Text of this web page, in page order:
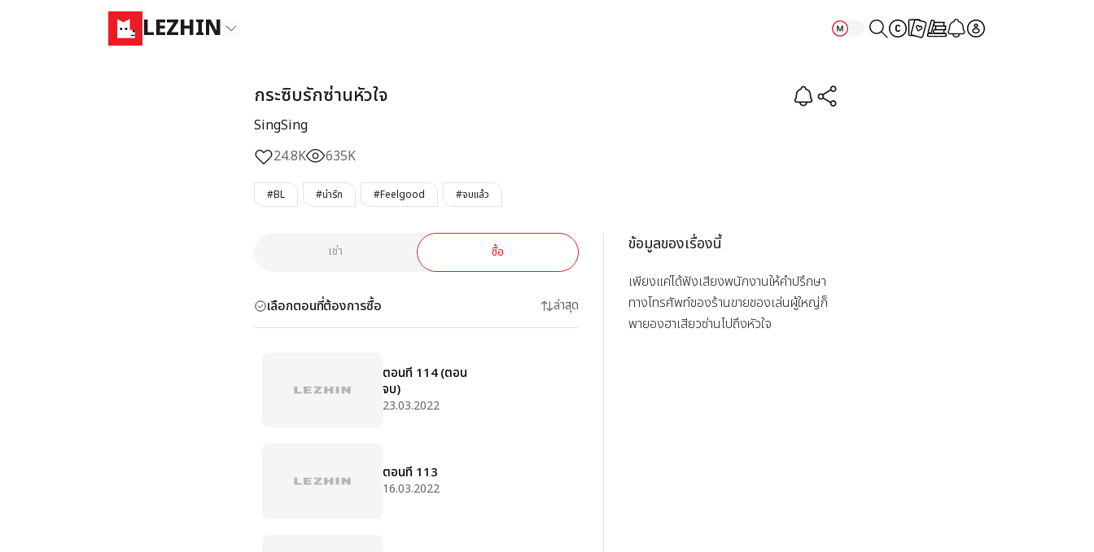
LEZHIN
กระซิบรักซ่านหัวใจ
SingSing
24.8K
635K
#BL #น่ารัก #Feelgood #จบแล้ว
เช่า ซื้อ
เลือกตอนที่ต้องการซื้อ ล่าสุด
ตอนที่ 114 (ตอน
จบ)
23.03.2022
ตอนที่ 113
16.03.2022
ข้อมูลของเรื่องนี้
เพียงแค่ได้ฟังเสียงพนักงานให้คำปรึกษา
ทางโทรศัพท์ของร้านขายของเล่นผู้ใหญ่ก็
พายองฮาเสียวซ่านไปถึงหัวใจ